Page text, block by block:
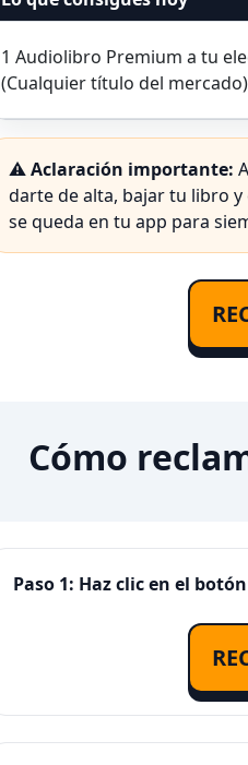
1 Audiolibro Premium a tu
(Cualquier título del
⚠️Aclaración importante:
darte de alta, bajar tu libro
se queda en tu app para
Cómo
Paso 1: Haz clic en el